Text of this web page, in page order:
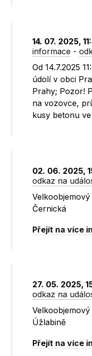
14. 07. 2025,
informace -
Od 14.7.2025
údolí v obci
Prahy; Pozor!
na vozovce,
kusy betonu
02. 06. 2025,
odkaz na
Černická
Přejít na více
27. 05. 2025,
odkaz na
Úžlabině
Přejít na více